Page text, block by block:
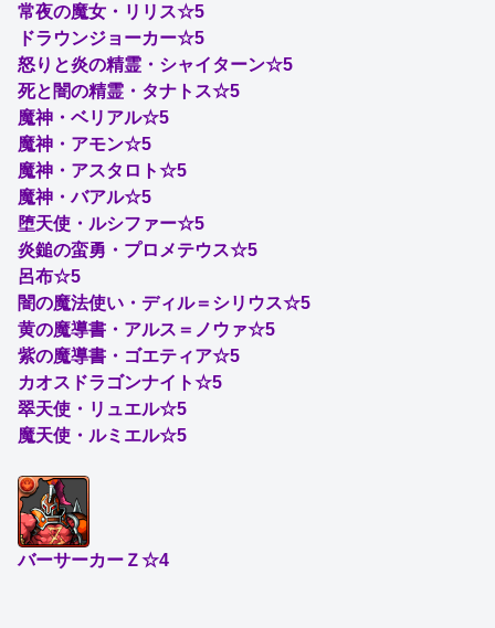
常夜の魔女・リリス☆5
ドラウンジョーカー☆5
怒りと炎の精霊・シャイターン☆5
死と闇の精霊・タナトス☆5
魔神・ベリアル☆5
魔神・アモン☆5
魔神・アスタロト☆5
魔神・バアル☆5
堕天使・ルシファー☆5
炎鎚の蛮勇・プロメテウス☆5
呂布☆5
闇の魔法使い・ディル＝シリウス☆5
黄の魔導書・アルス＝ノウァ☆5
紫の魔導書・ゴエティア☆5
カオスドラゴンナイト☆5
翠天使・リュエル☆5
魔天使・ルミエル☆5
バーサーカーＺ☆4